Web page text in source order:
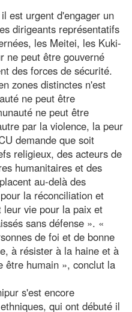
est urgent d'engager un
dirigeants représentatifs
les Meitei, les Kuki-
ne peut être gouverné
des forces de sécurité.
zones distinctes n'est
ne peut être
ne peut être
par la violence, la peur
demande que soit
religieux, des acteurs de
humanitaires et des
au-delà des
la réconciliation et
leur vie pour la paix et
sans défense ». «
de foi et de bonne
à résister à la haine et à
être humain », conclut la
s'est encore
qui ont débuté il